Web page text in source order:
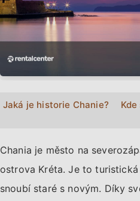
Jaká je historie Chanie?
Chania je město na
ostrova Kréta. Je to
snoubí staré s novým. Díky